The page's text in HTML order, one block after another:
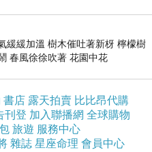
進行準備，快兩天，都
餅乾，泡麵度過，晚
幸福時光》，突然有
天唯一的宵夜正餐，
感！
緩緩加溫 樹木催吐著新枒 檸檬樹
春風徐徐吹著 花園中花
書店 露天拍賣 比比昂代購
刊登 加入聯播網 全球購物
旅遊 服務中心
雜誌 星座命理 會員中心